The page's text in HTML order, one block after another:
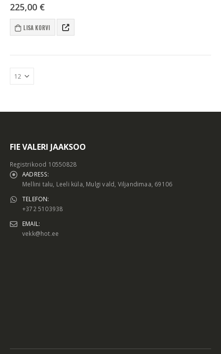
225,00 €
LISA KORVI
FIE VALERI JAAKSOO
Registrikood 10550828
AADRESS:
Mellini talu, Leeli küla, Mulgi vald, Viljandimaa, 69106
TELEFON:
+372 5103938
EMAIL:
vekk@hot.ee